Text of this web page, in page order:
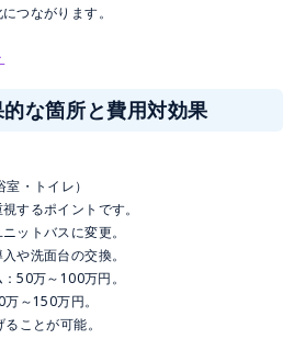
つながります。
な箇所と費用対効果
・トイレ）
するポイントです。
ットバスに変更。
洗面台の交換。
50万～100万円。
150万円。
ことが可能。